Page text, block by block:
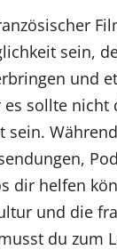
sein,
und
es sollte nicht
sein.
dir helfen
und die
du zum